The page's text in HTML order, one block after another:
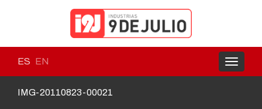
ES EN
Toggle
IMG-20110823-00021